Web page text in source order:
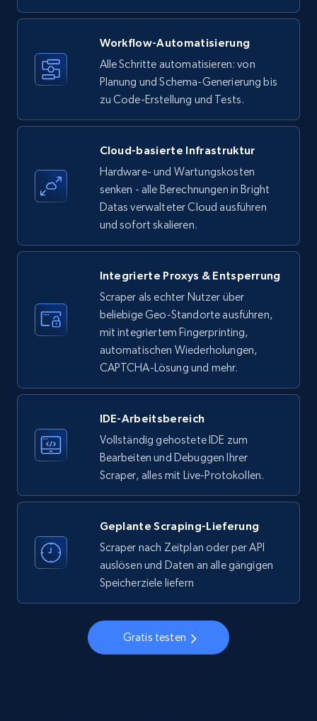
Title, Seller name, Brand, Description, Initial
35.3K+ 5.7K+ Gratis testen
Amazon products - find products by using
upc numbers
Title, Seller name, Brand, Description, Initial
price, Currency, Availability, Reviews count, and
LinkedIn company information
ID, Name, Country code, Locations, Followers,
Employees in linkedin, About, Specialties, and
3.5K+ Gratis testen
business account, Is professional account, Is
verified, and more.
3.5K+ Gratis testen
Instagram - Profiles - Collect profile
Workflow-Automatisierung
Alle Schritte automatisieren: von
Planung und Schema-Generierung bis
zu Code-Erstellung und Tests.
Cloud-basierte Infrastruktur
Hardware- und Wartungskosten
senken - alle Berechnungen in Bright
Datas verwalteter Cloud ausführen
und sofort skalieren.
Integrierte Proxys & Entsperrung
Scraper als echter Nutzer über
beliebige Geo-Standorte ausführen,
mit integriertem Fingerprinting,
automatischen Wiederholungen,
CAPTCHA-Lösung und mehr.
IDE-Arbeitsbereich
Vollständig gehostete IDE zum
Bearbeiten und Debuggen Ihrer
Scraper, alles mit Live-Protokollen.
Geplante Scraping-Lieferung
Scraper nach Zeitplan oder per API
auslösen und Daten an alle gängigen
Speicherziele liefern
Gratis testen